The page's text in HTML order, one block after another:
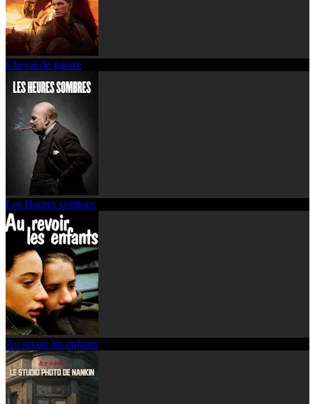
Cheval de guerre
Les Heures sombres
Au revoir les enfants